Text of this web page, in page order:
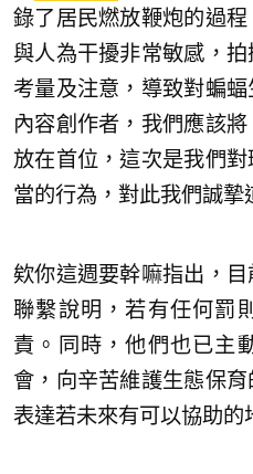
錄了居民燃放鞭炮的過
與人為干擾非常敏感，
考量及注意，導致對蝙
內容創作者，我們應該將
放在首位，這次是我們
當的行為，對此我們誠摯
欸你這週要幹嘛指出，
聯繫說明，若有任何罰
責。同時，他們也已主
會，向辛苦維護生態保
表達若未來有可以協助的